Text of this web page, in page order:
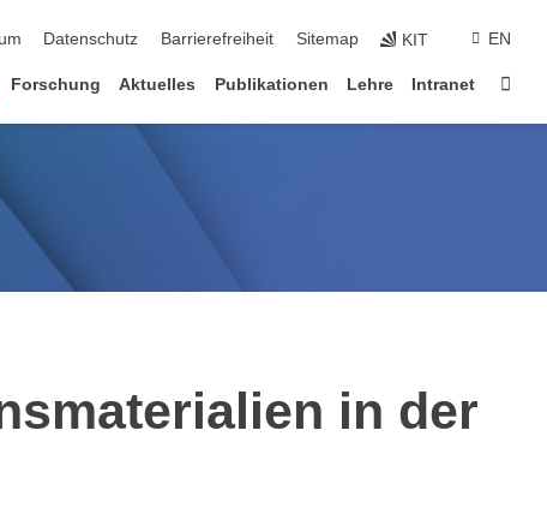
Datenschutz Barrierefreiheit Sitemap KIT EN
Forschung Aktuelles Publikationen Lehre Intranet
in der